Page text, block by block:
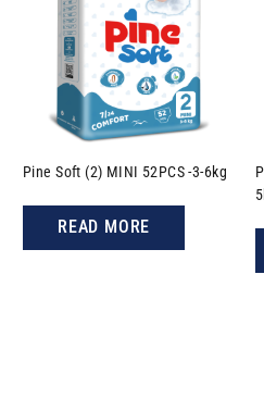
Pine​ Soft (2) MINI 52PCS -3-6kg
READ MORE